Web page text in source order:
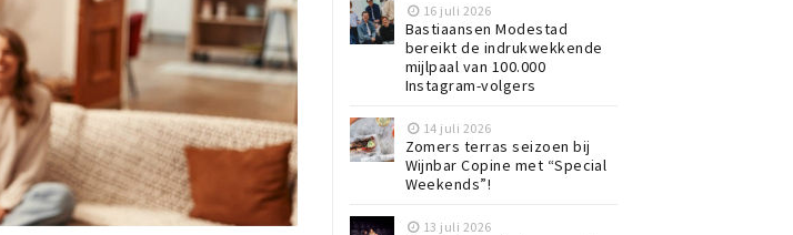
16 juli 2026
Bastiaansen Modestad
bereikt de indrukwekkende
mijlpaal van 100.000
Instagram-volgers
14 juli 2026
Zomers terras seizoen bij
Wijnbar Copine met “Special
Weekends”!
13 juli 2026